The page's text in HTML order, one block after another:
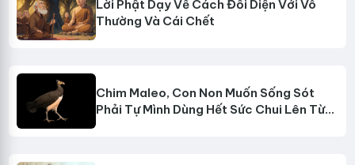
Lời Phật Dạy Về Cách Đối Diện Với Vô
Thường Và Cái Chết
Chim Maleo, Con Non Muốn Sống Sót
Phải Tự Mình Dùng Hết Sức Chui Lên Từ